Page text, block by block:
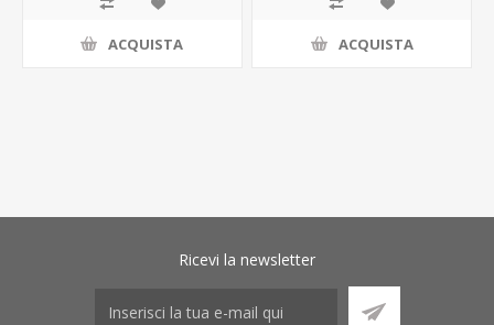
ACQUISTA ACQUISTA
Ricevi la newsletter